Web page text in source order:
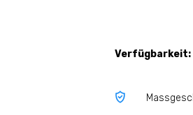
Verfügbarkeit: